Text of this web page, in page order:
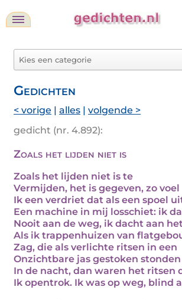
Gedichten
< vorige | alles | volgende >
gedicht (nr. 4.892):
Zoals het lijden niet is
Zoals het lijden niet is te
Vermijden, het is gegeven, zo voel
Ik een verdriet dat als een spoel
Een machine in mij losschiet: ik
Nooit aan de weg, ik dacht aan
Als ik trappenhuizen van
Zag, die als verlichte ritsen in een
Onzichtbare jas gestoken stonden
In de nacht, dan waren het ritsen
Ik opentrok. Ik was op weg, blind